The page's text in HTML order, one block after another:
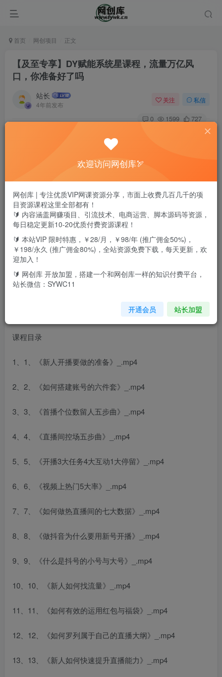
首页 网创项目 正文
【及至专享】DY赋能系统星课程，流量万亿风
口，你准备好了吗
站长
4年前发布
关注 私信
0 1599 727
【及至专享】DY赋能系统星课程，流量万亿风口，你准备好
课程目录
1、1、《新人开播要做的准备》_.mp4
2、2、《如何搭建账号的六件套》_.mp4
3、3、《首播个位数留人五步曲》_.mp4
4、4、《直播间控场五步曲》_.mp4
5、5、《开播3大任务4大互动1大停留》_.mp4
6、6、《视频上热门5大率》_.mp4
7、7、《如何做热直播间的七大数据》_.mp4
8、8、《做抖音为什么要用新号开播》_.mp4
9、9、《什么是抖号的小号与大号》_.mp4
10、10、《新人如何找流量》_.mp4
11、11、《如何有效的运用红包与福袋》_.mp4
12、12、《如何罗列属于自己的直播大纲》_.mp4
13、13、《新人如何快速提升直播能力》_.mp4
欢迎访问网创库🏹
网创库 | 专注优质VIP网课资源分享，市面上收费几百几千的项
目资源课程这里全部都有！
🔰 内容涵盖网赚项目、引流技术、电商运营、脚本源码等资源，
每日稳定更新10-20优质付费资源课程！
🔰 本站VIP 限时特惠，￥28/月，￥98/年 (推广佣金50%)，
￥198/永久 (推广佣金80%)，全站资源免费下载，每天更新，欢
迎加入！
🔰 网创库 开放加盟，搭建一个和网创库一样的知识付费平台，
站长微信：SYWC11
开通会员 站长加盟